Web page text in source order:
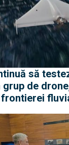
să
grup de